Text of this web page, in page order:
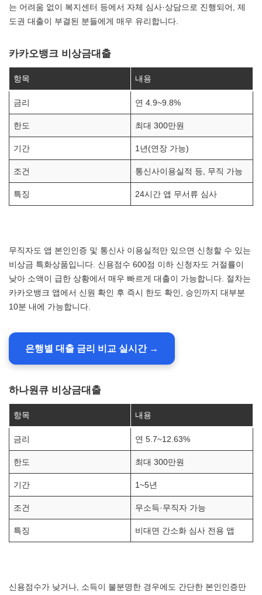
는 어려움 없이 복지센터 등에서 자체 심사·상담으로 진행되어, 제
도권 대출이 부결된 분들에게 매우 유리합니다.
카카오뱅크 비상금대출
항목 내용
금리 연 4.9~9.8%
한도 최대 300만원
기간 1년(연장 가능)
조건 통신사이용실적 등, 무직 가능
특징 24시간 앱 무서류 심사
무직자도 앱 본인인증 및 통신사 이용실적만 있으면 신청할 수 있는
비상금 특화상품입니다. 신용점수 600점 이하 신청자도 거절률이
낮아 소액이 급한 상황에서 매우 빠르게 대출이 가능합니다. 절차는
카카오뱅크 앱에서 신원 확인 후 즉시 한도 확인, 승인까지 대부분
10분 내에 가능합니다.
은행별 대출 금리 비교 실시간 →
하나원큐 비상금대출
항목 내용
금리 연 5.7~12.63%
한도 최대 300만원
기간 1~5년
조건 무소득·무직자 가능
특징 비대면 간소화 심사 전용 앱
신용점수가 낮거나, 소득이 불분명한 경우에도 간단한 본인인증만